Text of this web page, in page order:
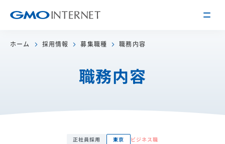
サービス
ホーム 採用情報 募集職種 職務内容
職務内容
正社員採用 東京 ビジネス職